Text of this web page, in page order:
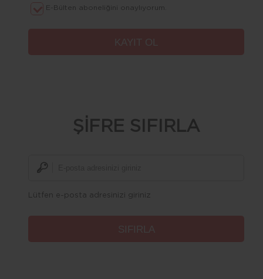
E-Bülten aboneliğini onaylıyorum.
ŞİFRE SIFIRLA
Lütfen e-posta adresinizi giriniz